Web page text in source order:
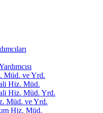
Müd. ve Yrd.
Hiz. Müd.
Hiz. Müd. Yrd.
Müd. ve Yrd.
Hiz. Müd.